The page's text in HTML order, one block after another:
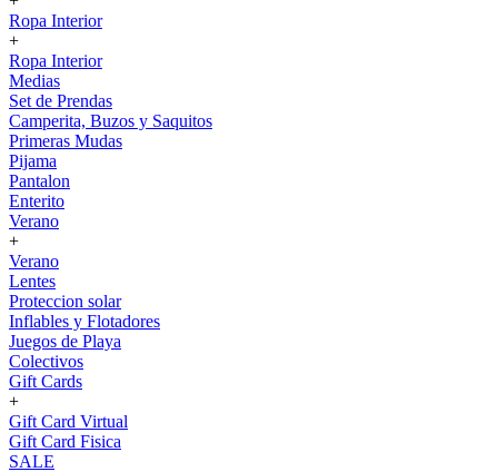
Ropa Interior
+
Ropa Interior
Medias
Set de Prendas
Camperita, Buzos y Saquitos
Primeras Mudas
Pijama
Pantalon
Enterito
Verano
+
Verano
Lentes
Proteccion solar
Inflables y Flotadores
Juegos de Playa
Colectivos
Gift Cards
+
Gift Card Virtual
Gift Card Fisica
SALE